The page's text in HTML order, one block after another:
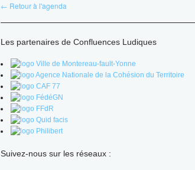
← Retour à l'agenda
Les partenaires de Confluences Ludiques
Suivez-nous sur les réseaux :